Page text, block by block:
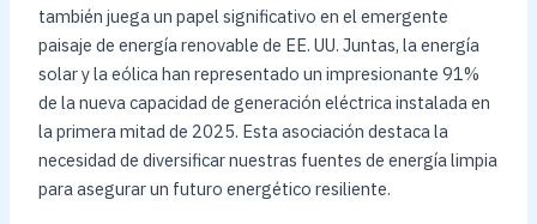
también juega un papel significativo en el emergente
paisaje de energía renovable de EE. UU. Juntas, la energía
solar y la eólica han representado un impresionante 91%
de la nueva capacidad de generación eléctrica instalada en
la primera mitad de 2025. Esta asociación destaca la
necesidad de diversificar nuestras fuentes de energía limpia
para asegurar un futuro energético resiliente.